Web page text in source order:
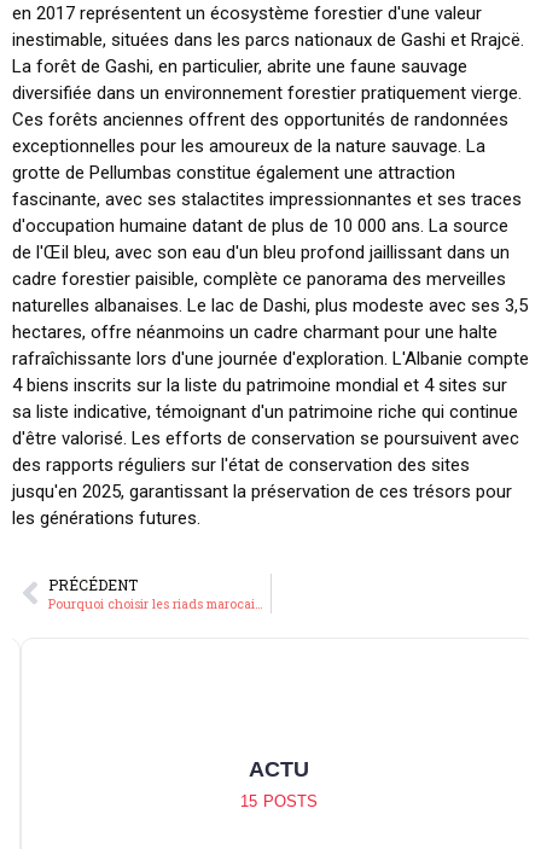
en 2017 représentent un écosystème forestier d'une valeur
inestimable, situées dans les parcs nationaux de Gashi et Rrajcë.
La forêt de Gashi, en particulier, abrite une faune sauvage
diversifiée dans un environnement forestier pratiquement vierge.
Ces forêts anciennes offrent des opportunités de randonnées
exceptionnelles pour les amoureux de la nature sauvage. La
grotte de Pellumbas constitue également une attraction
fascinante, avec ses stalactites impressionnantes et ses traces
d'occupation humaine datant de plus de 10 000 ans. La source
de l'Œil bleu, avec son eau d'un bleu profond jaillissant dans un
cadre forestier paisible, complète ce panorama des merveilles
naturelles albanaises. Le lac de Dashi, plus modeste avec ses 3,5
hectares, offre néanmoins un cadre charmant pour une halte
rafraîchissante lors d'une journée d'exploration. L'Albanie compte
4 biens inscrits sur la liste du patrimoine mondial et 4 sites sur
sa liste indicative, témoignant d'un patrimoine riche qui continue
d'être valorisé. Les efforts de conservation se poursuivent avec
des rapports réguliers sur l'état de conservation des sites
jusqu'en 2025, garantissant la préservation de ces trésors pour
les générations futures.
PRÉCÉDENT
ACTU
15 POSTS